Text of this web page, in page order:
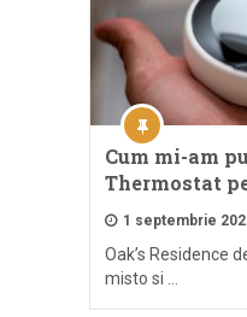
Cum mi-am
Thermostat
1 septembrie
Oak’s Residence
misto si …